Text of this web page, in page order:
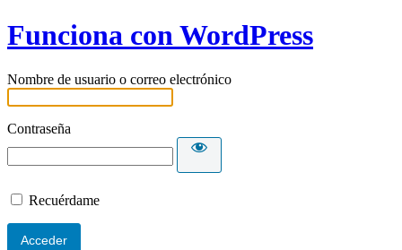
Funciona con WordPress
Nombre de usuario o correo electrónico
Contraseña
Recuérdame